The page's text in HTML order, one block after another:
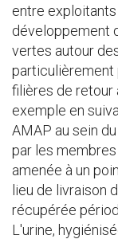
entre
développement
vertes autour
particulièrement
filières de retour
exemple en
AMAP au sein
par les
amenée à un
lieu de livraison
récupérée
L'urine,